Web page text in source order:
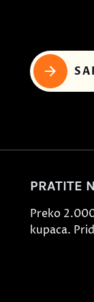
PRATITE
Preko
kupaca.